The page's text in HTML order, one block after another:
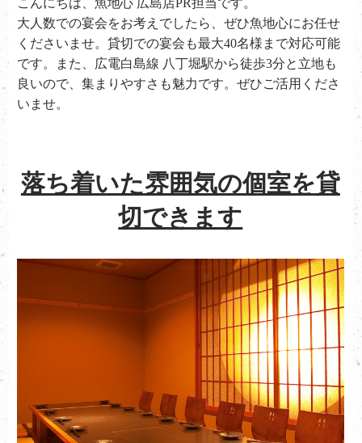
こんにちは、魚地心 広島店PR担当です。
大人数での宴会をお考えでしたら、ぜひ魚地心にお任せ
くださいませ。貸切での宴会も最大40名様まで対応可能
です。また、広電白島線 八丁堀駅から徒歩3分と立地も
良いので、集まりやすさも魅力です。ぜひご活用くださ
いませ。
落ち着いた雰囲気の個室を貸
切できます